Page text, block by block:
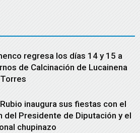
regresa los días 14 y 15 a
de Calcinación de Lucainena
inaugura sus fiestas con el
del Presidente de Diputación y el
chupinazo